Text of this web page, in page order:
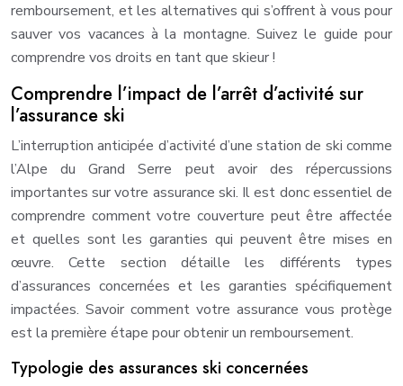
remboursement, et les alternatives qui s’offrent à vous pour
sauver vos vacances à la montagne. Suivez le guide pour
comprendre vos droits en tant que skieur !
Comprendre l’impact de l’arrêt d’activité sur
l’assurance ski
L’interruption anticipée d’activité d’une station de ski comme
l’Alpe du Grand Serre peut avoir des répercussions
importantes sur votre assurance ski. Il est donc essentiel de
comprendre comment votre couverture peut être affectée
et quelles sont les garanties qui peuvent être mises en
œuvre. Cette section détaille les différents types
d’assurances concernées et les garanties spécifiquement
impactées. Savoir comment votre assurance vous protège
est la première étape pour obtenir un remboursement.
Typologie des assurances ski concernées